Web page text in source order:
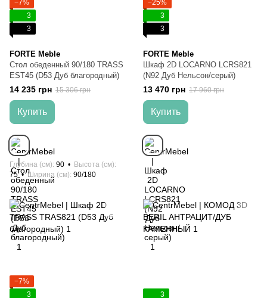
−7%
3
3
FORTE Meble
Стол обеденный 90/180 TRASS
EST45 (D53 Дуб благородный)
14 235 грн 15 306 грн
Купить
Глубина (см) 90
Высота (см)
75
Ширина (см) 90/180
−25%
3
3
FORTE Meble
Шкаф 2D LOCARNO LCRS821
(N92 Дуб Нельсон/серый)
13 470 грн 17 960 грн
Купить
−7%
3
3